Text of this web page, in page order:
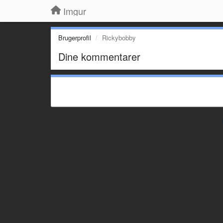
Imgur
Brugerprofil Rickybobby
Dine kommentarer